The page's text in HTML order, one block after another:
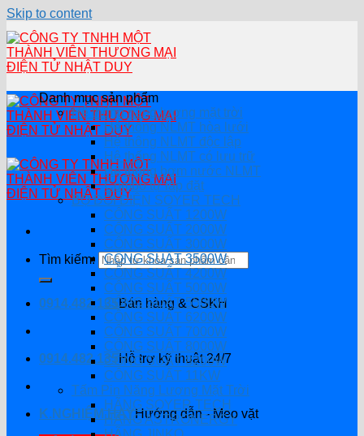
Skip to content
Tìm kiếm:
0914.482.135Bán hàng & CSKH
0914.482.135Hỗ trợ kỹ thuật 24/7
K.NGHIỆM HAYHướng dẫn - Mẹo vặt
Danh mục sản phẩm
Hệ thống năng lượng mặt trời
Hệ thống NLMT hòa lưới
Hệ thông NLMT độc lập
Hệ thống NLMT có lưu trữ
Hệ thống bơm nước NLMT
Combo tự lắp đặt
BỘ ĐỔI ĐIỆN SOYER TECH
CÔNG SUẤT 1200W
CÔNG SUẤT 2000W
CÔNG SUẤT 3000W
CÔNG SUẤT 3500W
CÔNG SUẤT 4200W
CÔNG SUẤT 5000W
CÔNG SUẤT 5500W
CÔNG SUẤT 6200W
CÔNG SUẤT 7000W
CÔNG SUẤT 8000W
CÔNG SUẤT 8200W
CÔNG SUẤT 11KW
Tấm Pin Năng Lượng Mặt Trời
HÃNG SOYER TECH
HÃNG ASTRONERGY